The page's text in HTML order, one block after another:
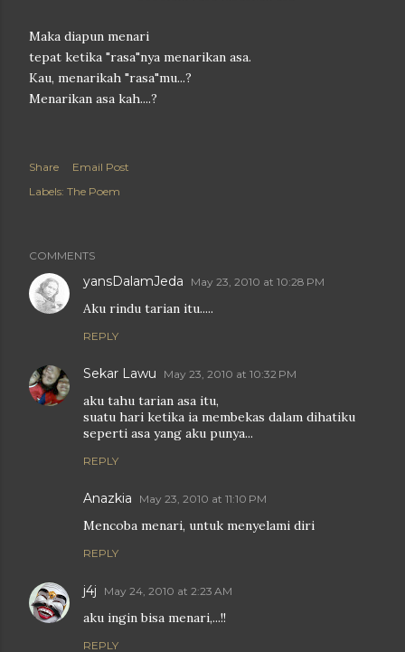
Maka diapun menari
tepat ketika "rasa"nya menarikan asa.
Kau, menarikah "rasa"mu...?
Menarikan asa kah....?
Share
Email Post
Labels: The Poem
COMMENTS
yansDalamJeda May 23, 2010 at 10:28 PM
Aku rindu tarian itu.....
REPLY
Sekar Lawu May 23, 2010 at 10:32 PM
aku tahu tarian asa itu,
suatu hari ketika ia membekas dalam dihatiku
seperti asa yang aku punya...
REPLY
Anazkia May 23, 2010 at 11:10 PM
Mencoba menari, untuk menyelami diri
REPLY
j4j May 24, 2010 at 2:23 AM
aku ingin bisa menari,...!!
REPLY